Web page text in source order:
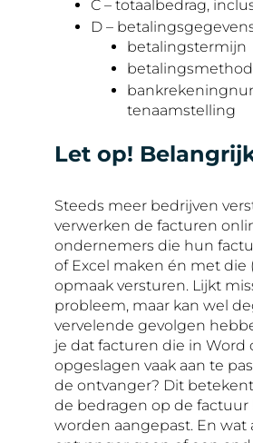
C – totaalbedrag,
D –
betalingstermijn
tenaamstelling
Let op!
Steeds meer bedrijven
verwerken de facturen
ondernemers die hun
of Excel maken én met die
opmaak versturen. Lijkt
probleem, maar kan wel
vervelende gevolgen
je dat facturen die in Word
opgeslagen vaak aan te
de ontvanger? Dit
de bedragen op de
worden aangepast. En wat